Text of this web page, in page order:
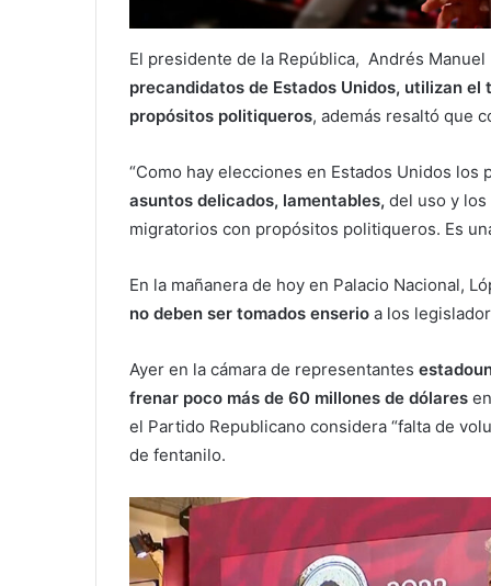
El presidente de la República, Andrés
precandidatos de Estados Unidos, utilizan
propósitos politiqueros, además resaltó que
“Como hay elecciones en Estados Unidos los
asuntos delicados, lamentables, del uso y los
migratorios con propósitos politiqueros. Es
En la mañanera de hoy en Palacio Nacional,
no deben ser tomados enserio a los
Ayer en la cámara de representantes
frenar poco más de 60 millones de dólares
el Partido Republicano considera “falta de
de fentanilo.